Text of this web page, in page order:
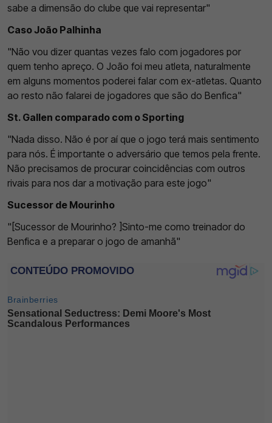
sabe a dimensão do clube que vai representar"
Caso João Palhinha
"Não vou dizer quantas vezes falo com jogadores por
quem tenho apreço. O João foi meu atleta, naturalmente
em alguns momentos poderei falar com ex-atletas. Quanto
ao resto não falarei de jogadores que são do Benfica"
St. Gallen comparado com o Sporting
"Nada disso. Não é por aí que o jogo terá mais sentimento
para nós. É importante o adversário que temos pela frente.
Não precisamos de procurar coincidências com outros
rivais para nos dar a motivação para este jogo"
Sucessor de Mourinho
"[Sucessor de Mourinho? ]Sinto-me como treinador do
Benfica e a preparar o jogo de amanhã"